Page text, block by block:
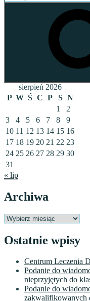
sierpień 2026
P W Ś C P S N
1
2
3
4 5 6 7 8
9
10 11 12 13 14 15 16
17 18 19 20 21 22 23
24 25 26 27 28 29 30
31
« lip
Archiwa
Archiwa
Ostatnie wpisy
Centrum Leczenia
Podanie do
nieprzyjętych do
Podanie do
zakwalifikowanych